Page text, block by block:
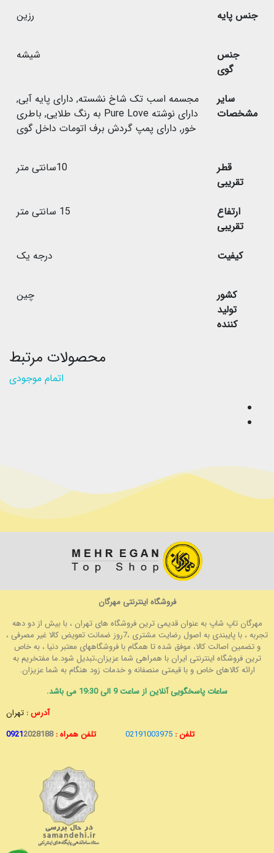
جنس پایه رزین
جنس
گوی
شیشه
سایر
مشخصات
مجسمه اسب تک شاخ نشسته, دارای پایه آبی,
دارای نوشته Pure Love به رنگ طلایی
, باطری
خور, دارای پمپ گردش برف اتومات داخل گوی
قطر
تقریبی
10سانتی متر
ارتفاع
تقریبی
15 سانتی متر
کیفیت درجه یک
کشور
تولید
کننده
چین
محصولات مرتبط
اتمام موجودی
فروشگاه اینترنتی مهرگان
مهرگان تاپ شاپ به عنوان قدیمی ترین فروشگاه های تهران ، با بیش از دو دهه
تجربه ، با پایبندی به اصول رضایت مشتری ،7روز ضمانت تعویض کالا غیر مصرفی ،
و تضمین اصالت کالا، موفق شده تا همگام با فروشگاههای معتبر دنیا ، به خاص
ترین فروشگاه اینترنتی ایران با همراهی شما عزیزان،تبدیل شود.ما مفتخریم به
ارائه کالاهای خاص و با قیمتی منصفانه و خدمات زود هنگام به شما عزیزان.
ساعات پاسخگویی آنلاین از ساعت 9 الی 19:30 می باشد.
آدرس : تهران
تلفن : 02191003975 تلفن همراه : 09212028188